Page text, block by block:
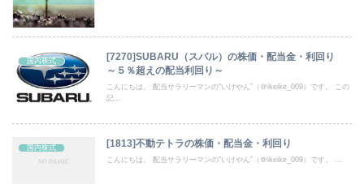
国内株式
[7270]SUBARU（スバル）の株価・配当金・利回り
～５％超えの配当利回り～
こんにちは。 配当サラリーマンの“いけやん”（＠ikeike_009）です。 この
記...
国内株式 [1813]不動テトラの株価・配当金・利回り
こんにちは。 配当サラリーマンの“いけやん”（＠ikeike_009）です。 ...